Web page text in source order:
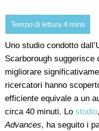
Uno studio condotto
Scarborough suggerisce
migliorare
ricercatori hanno
efficiente equivale a un
circa 40 minuti. Lo studio
Advances, ha seguito i